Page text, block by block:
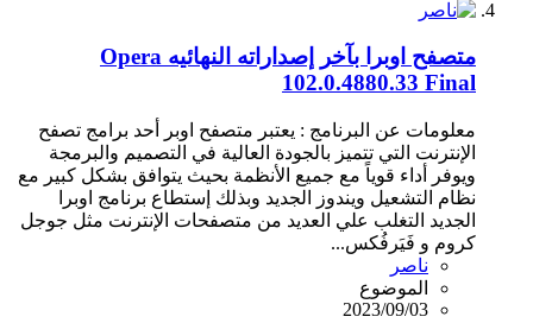
متصفح اوبرا بآخر إصداراته النهائيه Opera
102.0.4880.33 Final
معلومات عن البرنامج : يعتبر متصفح اوبر أحد برامج تصفح
الإنترنت التي تتميز بالجودة العالية في التصميم والبرمجة
ويوفر أداء قوياً مع جميع الأنظمة بحيث يتوافق بشكل كبير مع
نظام التشعيل ويندوز الجديد وبذلك إستطاع برنامج اوبرا
الجديد التغلب علي العديد من متصفحات الإنترنت مثل جوجل
كروم و فَيَرفُكس...
ناصر
الموضوع
2023/09/03